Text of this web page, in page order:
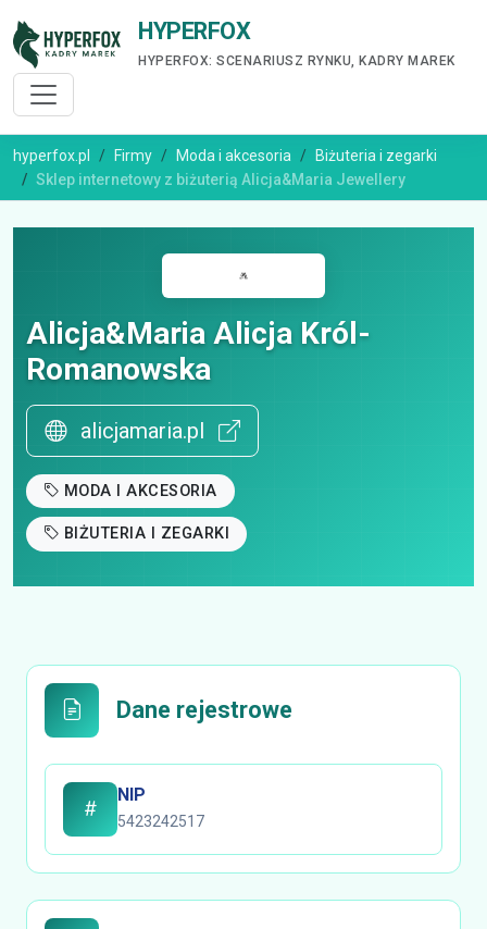
HYPERFOX
HYPERFOX: SCENARIUSZ RYNKU, KADRY MAREK
hyperfox.pl Firmy Moda i akcesoria
Biżuteria i zegarki
Sklep internetowy z biżuterią Alicja&Maria Jewellery
Alicja&Maria Alicja Król-
Romanowska
alicjamaria.pl
MODA I AKCESORIA
BIŻUTERIA I ZEGARKI
Dane rejestrowe
NIP
5423242517